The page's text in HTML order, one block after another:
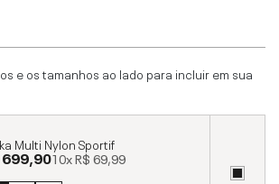
e os tamanhos ao lado para incluir em sua
Multi Nylon Sportif
699,9010xR$ 69,99